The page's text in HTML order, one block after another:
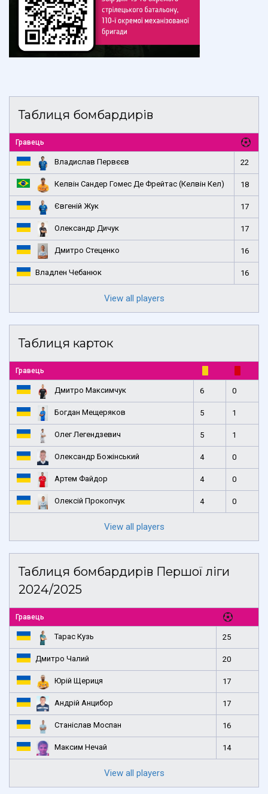
Таблиця бомбардирів
Гравець
Владислав Первєєв 22
Келвін Сандер Гомес Де Фрейтас (Келвін Кел) 18
Євгеній Жук 17
Олександр Дичук 17
Дмитро Стеценко 16
Владлен Чебанюк 16
View all players
Таблиця карток
Гравець
Дмитро Максимчук 6 0
Богдан Мещеряков 5 1
Олег Легендзевич 5 1
Олександр Божінський 4 0
Артем Файдор 4 0
Олексій Прокопчук 4 0
View all players
Таблиця бомбардирів Першої ліги
2024/2025
Гравець
Тарас Кузь 25
Дмитро Чалий 20
Юрій Щериця 17
Андрій Анцибор 17
Станіслав Моспан 16
Максим Нечай 14
View all players